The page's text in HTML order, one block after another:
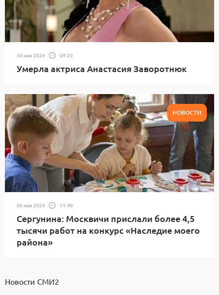
30 мая 2024 09:20
Умерла актриса Анастасия Заворотнюк
НОВОСТИ
06 мая 2024 11:40
Сергунина: Москвичи прислали более 4,5
тысячи работ на конкурс «Наследие моего
района»
Новости СМИ2